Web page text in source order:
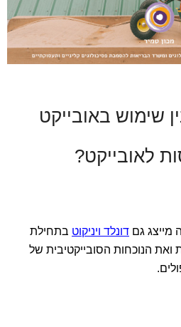
שימוש באובייקט
לאובייקט?
מייצג גם דונלד ויניקוט בתחילת
הנוכחות הסובייקטיבית של